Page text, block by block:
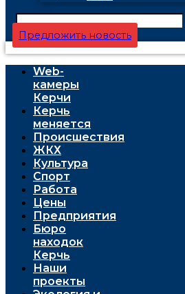
Предложить новость
Web-
камеры
Керчи
Керчь
меняется
Проиcшествия
ЖКХ
Культура
Спорт
Работа
Цены
Предприятия
Бюро
находок
Керчь
Наши
проекты